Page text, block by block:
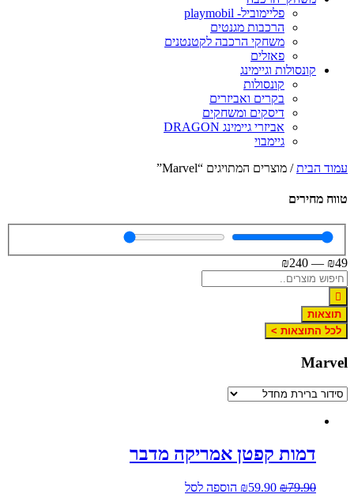
פליימוביל- playmobil
הרכבות מגנטים
משחקי הרכבה לקטנטנים
פאזלים
קונסולות וגיימינג
קונסולות
בקרים ואביזרים
דיסקים ומשחקים
אביזרי גיימינג DRAGON
גיימבוי
עמוד הבית/ מוצרים המתויגים “Marvel”
טווח מחירים
₪49
—
₪240
תוצאות
לכל התוצאות >
Marvel
דמות קפטן אמריקה מדבר
₪79.90
₪59.90 הוספה לסל